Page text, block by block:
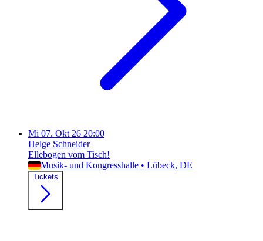
Mi 07. Okt 26 20:00
Helge Schneider
Ellebogen vom Tisch!
Musik- und Kongresshalle • Lübeck, DE
Tickets